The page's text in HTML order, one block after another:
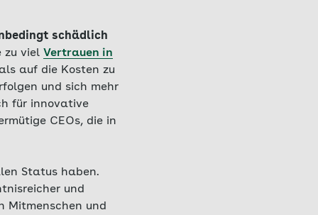
schädlich
zu viel Vertrauen in
auf die Kosten zu
und sich mehr
für innovative
CEOs, die in
Status haben.
und
Mitmenschen und